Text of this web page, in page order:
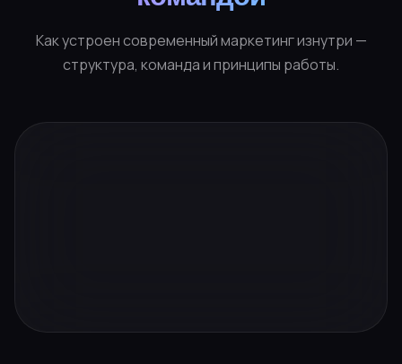
Как устроен современный маркетинг изнутри —
структура, команда и принципы работы.